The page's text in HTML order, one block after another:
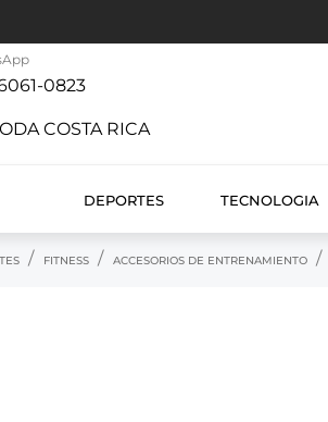
0823
COSTA RICA
DEPORTES TECNOLOGIA
FITNESS ACCESORIOS DE ENTRENAMIENTO